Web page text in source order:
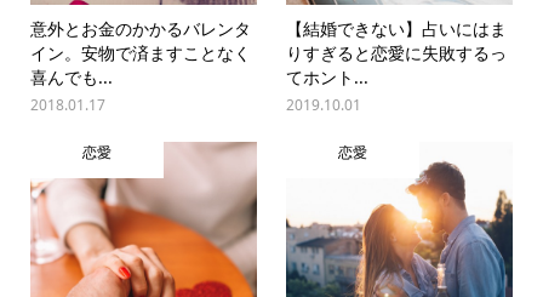
意外とお金のかかるバレンタ
イン。安物で済ますことなく
喜んでも...
2018.01.17
【結婚できない】占いにはま
りすぎると恋愛に失敗するっ
てホント...
2019.10.01
恋愛 恋愛